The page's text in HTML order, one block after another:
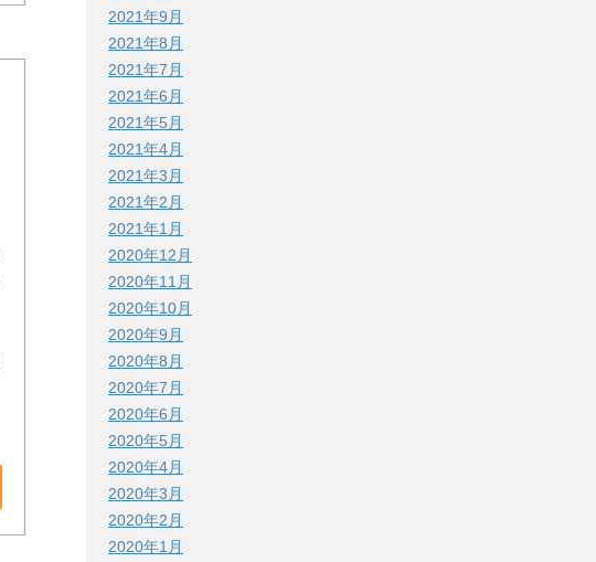
2021年9月
2021年8月
2021年7月
2021年6月
2021年5月
2021年4月
2021年3月
2021年2月
2021年1月
2020年12月
2020年11月
2020年10月
2020年9月
2020年8月
2020年7月
2020年6月
2020年5月
2020年4月
2020年3月
2020年2月
2020年1月